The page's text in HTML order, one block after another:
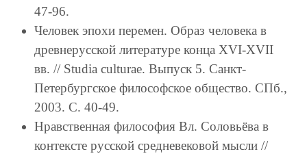
47-96.
Человек эпохи перемен. Образ человека в
древнерусской литературе конца XVI-XVII
вв. // Studia culturae. Выпуск 5. Санкт-
Петербургское философское общество. СПб.,
2003. С. 40-49.
Нравственная философия Вл. Соловьёва в
контексте русской средневековой мысли //